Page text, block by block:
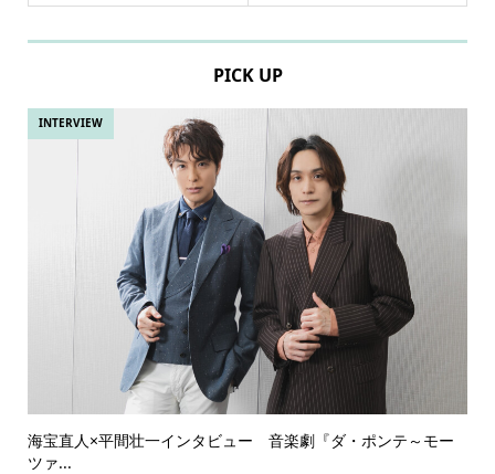
PICK UP
INTERVIEW
海宝直人×平間壮一インタビュー 音楽劇『ダ・ポンテ～モー
ツァ...